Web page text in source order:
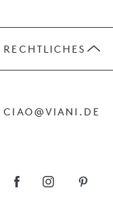
RECHTLICHES
CIAO@VIANI.DE